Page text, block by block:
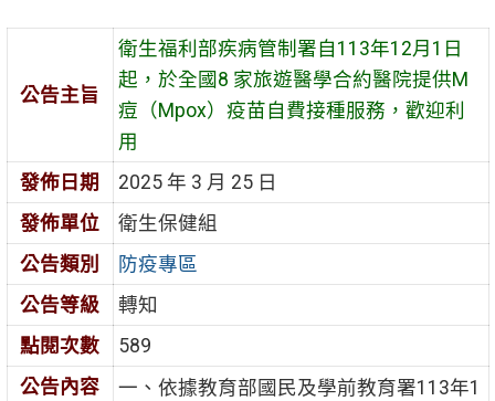
公告主旨
衛生福利部疾病管制署自113年12月1日
起，於全國8 家旅遊醫學合約醫院提供M
痘（Mpox）疫苗自費接種服務，歡迎利
用
發佈日期
2025 年 3 月 25 日
發佈單位
衛生保健組
公告類別
防疫專區
公告等級
轉知
點閱次數
589
公告內容
一、依據教育部國民及學前教育署113年1